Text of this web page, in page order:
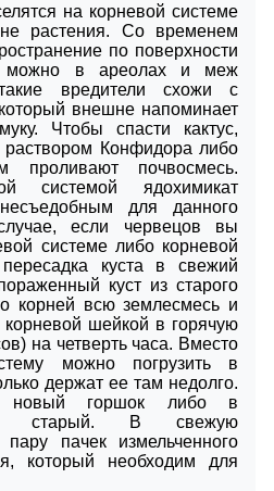
на корневой системе
растения. Со временем
по поверхности
можно в ареолах и меж
вредители схожи с
внешне напоминает
Чтобы спасти кактус,
раствором Конфидора либо
почвосмесь.
системой ядохимикат
для данного
если червецов вы
системе либо корневой
куста в свежий
куст из старого
корней всю землесмесь и
корневой шейкой в горячую
на четверть часа. Вместо
можно погрузить в
держат ее там недолго.
новый горшок либо в
старый. В свежую
пачек измельченного
который необходим для